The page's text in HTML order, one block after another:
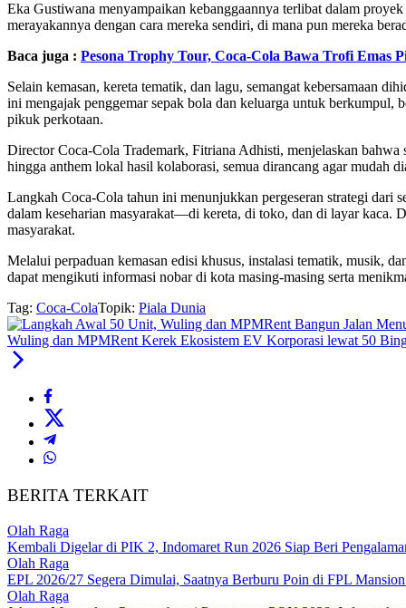
Eka Gustiwana menyampaikan kebanggaannya terlibat dalam
merayakannya dengan cara mereka sendiri, di mana pun mereka
Baca juga : Pesona Trophy Tour, Coca-Cola Bawa Trofi Emas
Selain kemasan, kereta tematik, dan lagu, semangat kebersamaan
ini mengajak penggemar sepak bola dan keluarga untuk berkumpul,
pikuk perkotaan.
Director Coca-Cola Trademark, Fitriana Adhisti, menjelaskan
hingga anthem lokal hasil kolaborasi, semua dirancang agar mudah
Langkah Coca-Cola tahun ini menunjukkan pergeseran strategi dari
dalam keseharian masyarakat—di kereta, di toko, dan di layar kaca.
masyarakat.
Melalui perpaduan kemasan edisi khusus, instalasi tematik, musik,
dapat mengikuti informasi nobar di kota masing-masing serta
Tag: Coca-ColaTopik: Piala Dunia
Wuling dan MPMRent Kerek Ekosistem EV Korporasi lewat 50
BERITA TERKAIT
Olah Raga
Kembali Digelar di PIK 2, Indomaret Run 2026 Siap Beri
Olah Raga
EPL 2026/27 Segera Dimulai, Saatnya Berburu Poin di FPL
Olah Raga